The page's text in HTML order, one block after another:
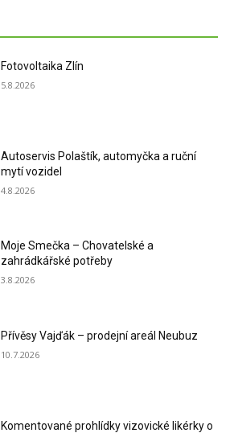
Fotovoltaika Zlín
5.8.2026
Autoservis Polaštík, automyčka a ruční
mytí vozidel
4.8.2026
Moje Smečka – Chovatelské a
zahrádkářské potřeby
3.8.2026
Přívěsy Vajďák – prodejní areál Neubuz
10.7.2026
Komentované prohlídky vizovické likérky o